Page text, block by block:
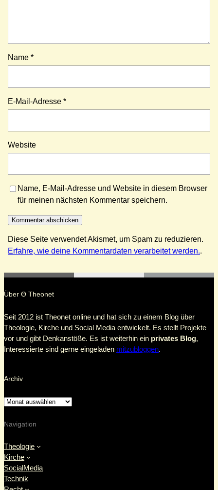
Name *
E-Mail-Adresse *
Website
Name, E-Mail-Adresse und Website in diesem Browser
für meinen nächsten Kommentar speichern.
Diese Seite verwendet Akismet, um Spam zu reduzieren.
Erfahre, wie deine Kommentardaten verarbeitet werden..
Über Θ Theonet
Seit 2012 ist Theonet online und hat sich zu einem Blog über
Theologie, Kirche und Social Media entwickelt. Es stellt Projekte
vor und gibt Denkanstöße. Es ist weiterhin ein privates Blog,
Interessierte sind gerne eingeladen mitzubloggen.
Archiv
Navigation
Theologie
Kirche
SocialMedia
Technik